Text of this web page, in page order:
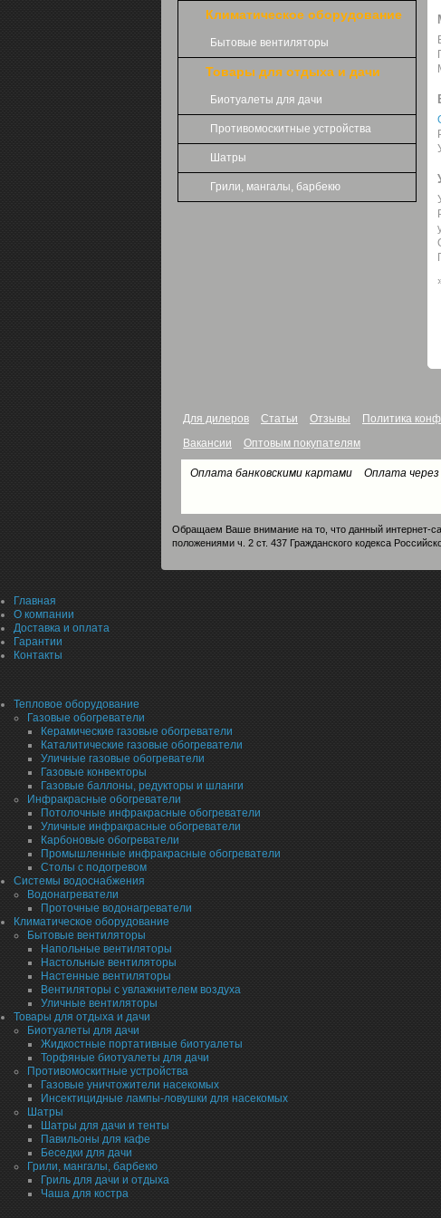
Климатическое оборудование
Бытовые вентиляторы
Товары для отдыха и дачи
Биотуалеты для дачи
Противомоскитные устройства
Шатры
Грили, мангалы, барбекю
Для дилеров Статьи Отзывы Политика
Вакансии
Оптовым покупателям
Оплата банковскими картами Оплата
Обращаем Ваше внимание на то, что данный интернет-
положениями ч. 2 ст. 437 Гражданского кодекса
Главная
О компании
Доставка и оплата
Гарантии
Контакты
Тепловое оборудование
Газовые обогреватели
Керамические газовые обогреватели
Каталитические газовые обогреватели
Уличные газовые обогреватели
Газовые конвекторы
Газовые баллоны, редукторы и шланги
Инфракрасные обогреватели
Потолочные инфракрасные обогреватели
Уличные инфракрасные обогреватели
Карбоновые обогреватели
Промышленные инфракрасные обогреватели
Столы с подогревом
Системы водоснабжения
Водонагреватели
Проточные водонагреватели
Климатическое оборудование
Бытовые вентиляторы
Напольные вентиляторы
Настольные вентиляторы
Настенные вентиляторы
Вентиляторы с увлажнителем воздуха
Уличные вентиляторы
Товары для отдыха и дачи
Биотуалеты для дачи
Жидкостные портативные биотуалеты
Торфяные биотуалеты для дачи
Противомоскитные устройства
Газовые уничтожители насекомых
Инсектицидные лампы-ловушки для насекомых
Шатры
Шатры для дачи и тенты
Павильоны для кафе
Беседки для дачи
Грили, мангалы, барбекю
Гриль для дачи и отдыха
Чаша для костра